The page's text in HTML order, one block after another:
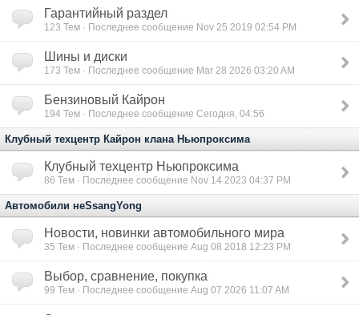
Гарантийный раздел
123 Тем · Последнее сообщение Nov 25 2019 02:54 PM
Шины и диски
173 Тем · Последнее сообщение Mar 28 2026 03:20 AM
Бензиновый Кайрон
194 Тем · Последнее сообщение Сегодня, 04:56
Клубный техцентр Кайрон клана Ньюпроксима
Клубный техцентр Ньюпроксима
86 Тем · Последнее сообщение Nov 14 2023 04:37 PM
Автомобили неSsangYong
Новости, новинки автомобильного мира
35 Тем · Последнее сообщение Aug 08 2018 12:23 PM
Выбор, сравнение, покупка
99 Тем · Последнее сообщение Aug 07 2026 11:07 AM